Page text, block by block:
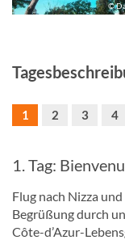
©
1 2 3 4
1. Tag:
Flug nach Nizza
Begrüßung durch
Côte-d’Azur-